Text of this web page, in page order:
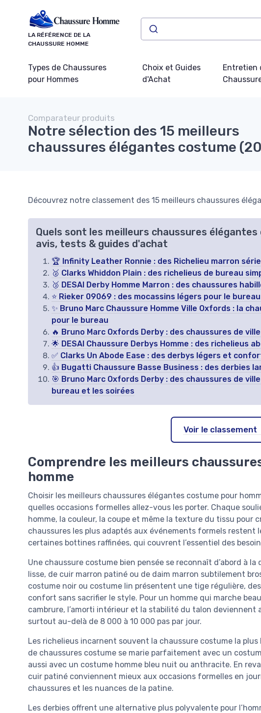
LA RÉFÉRENCE DE LA
CHAUSSURE HOMME
Types de Chaussures
pour Hommes
Choix et Guides
d'Achat
Entretien
Comparateur produits
Notre sélection des 15 meilleurs
chaussures élégantes costume
Découvrez notre classement des 15 meilleurs chaussures
Quels sont les meilleurs chaussures
avis, tests & guides d'achat
🏆 Infinity Leather Ronnie : des Richelieu marron
🥈 Clarks Whiddon Plain : des richelieus de bureau
🥉 DESAI Derby Homme Marron : des chaussures
⭐ Rieker 09069 : des mocassins légers pour le
✨ Bruno Marc Chaussure Homme Ville Oxfords : la
pour le bureau
🔥 Bruno Marc Oxfords Derby : des chaussures de
🌟 DESAI Chaussure Derbys Homme : des richelieus
✅ Clarks Un Abode Ease : des derbys légers et
👍 Bugatti Chaussure Basse Business : des derbies
🎯 Bruno Marc Oxfords Derby : des chaussures de
bureau et les soirées
Voir le classement
Comprendre les meilleurs
homme
Choisir les meilleurs chaussures élégantes costume pour
quelles occasions formelles allez-vous les porter. Chaque
homme, la couleur, la coupe et même la texture du tissu
chaussures les plus adaptés aux événements formels restent
certaines bottines raffinées, qui couvrent l’essentiel des
Une chaussure costume bien pensée se reconnaît d’abord à la
lisse, de cuir marron patiné ou de daim marron subtilement
costume noir ou costume lin présentent une tige régulière,
confort sans sacrifier le style. Pour un homme qui marche
cambrure, l’amorti intérieur et la stabilité du talon deviennent
surtout au-delà de 8 000 à 10 000 pas par jour.
Les richelieus incarnent souvent la chaussure costume la
de chaussures costume se marie parfaitement avec un
aussi avec un costume homme bleu nuit ou anthracite. En
cuir patiné conviennent mieux aux occasions formelles en
chaussures et les nuances de la patine.
Les derbies offrent une alternative plus polyvalente pour